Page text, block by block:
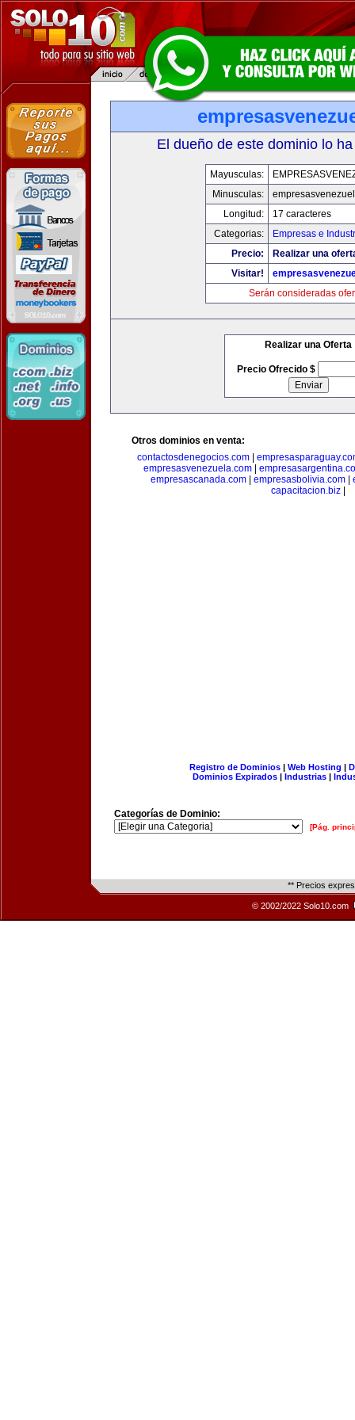
El dueño de este dominio lo
Mayusculas:
Minusculas:
Longitud:
17 caracteres
Categorias:
Empresas e
Precio:
Realizar una
Visitar!
Serán consideradas
Realizar una Oferta
Precio Ofrecido $
Otros dominios en venta:
contactosdenegocios.com
empresasvenezuela.com|
empresascanada.com| empresasbolivia.com|
capacitacion.biz
Registro de Dominios| Web Hosting |
Dominios Expirados | Industrias |
Categorías de Dominio:
[Pág.
** Precios
© 2002/2022 Solo10.com